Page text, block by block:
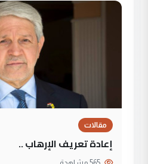
مقالات
إعادة تعريف الإرهاب ..